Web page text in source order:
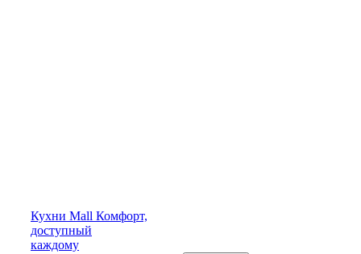
Кухни Mall Комфорт,
доступный
каждому